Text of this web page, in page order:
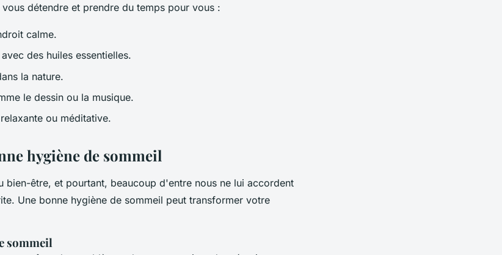
détendre et prendre du temps pour vous :
calme.
des huiles essentielles.
la nature.
le dessin ou la musique.
ou méditative.
hygiène de sommeil
bien-être, et pourtant, beaucoup d'entre nous ne lui accordent
Une bonne hygiène de sommeil peut transformer votre
sommeil